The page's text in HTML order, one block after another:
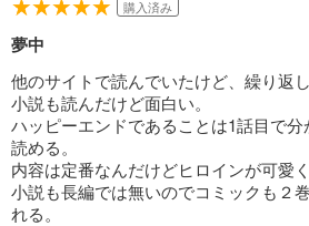
購入済み
夢中
他のサイトで読んでいたけど、繰り返
小説も読んだけど面白い。
ハッピーエンドであることは1話目で
読める。
内容は定番なんだけどヒロインが可愛く
小説も長編では無いのでコミックも２
れる。